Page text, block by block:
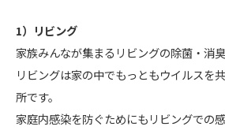
1）リビング
家族みんなが集まるリビングの除菌・消臭
リビングは家の中でもっともウイルスを
所です。
家庭内感染を防ぐためにもリビングでの